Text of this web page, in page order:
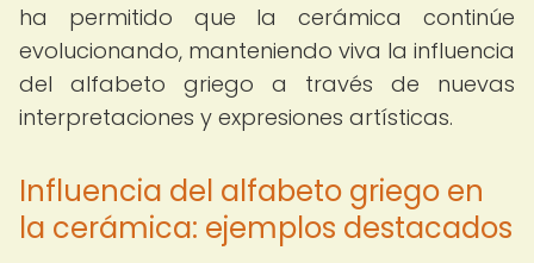
ha permitido que la cerámica continúe
evolucionando, manteniendo viva la influencia
del alfabeto griego a través de nuevas
interpretaciones y expresiones artísticas.
Influencia del alfabeto griego en
la cerámica: ejemplos destacados